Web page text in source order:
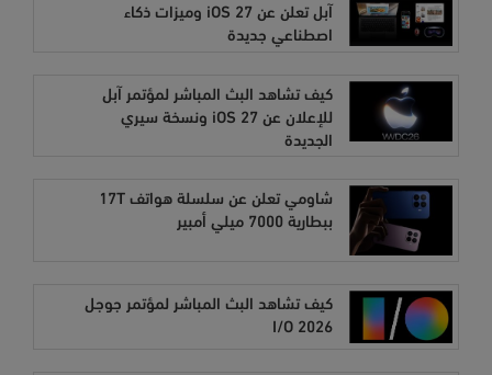
آبل تعلن عن iOS 27 وميزات ذكاء
اصطناعي جديدة
كيف تشاهد البث المباشر لمؤتمر آبل
للإعلان عن iOS 27 ونسخة سيري
الجديدة
شاومي تعلن عن سلسلة هواتف 17T
ببطارية 7000 ميلي أمبير
كيف تشاهد البث المباشر لمؤتمر جوجل
I/O 2026